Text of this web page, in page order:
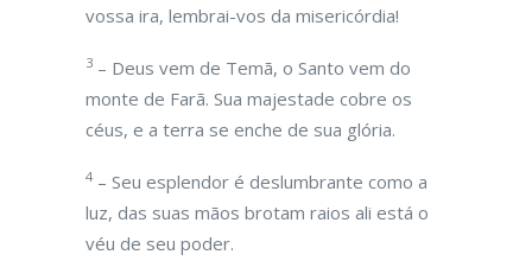
vossa ira, lembrai-vos da misericórdia!
3 – Deus vem de Temã, o Santo vem do
monte de Farã. Sua majestade cobre os
céus, e a terra se enche de sua glória.
4 – Seu esplendor é deslumbrante como a
luz, das suas mãos brotam raios ali está o
véu de seu poder.